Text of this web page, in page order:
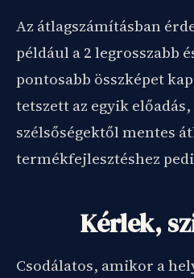
Az átlagszámításban
például a 2 legrosszabb
pontosabb összképet
tetszett az egyik
szélsőségektől mentes
termékfejlesztéshez
Kérlek,
Csodálatos, amikor a